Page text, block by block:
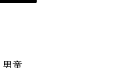
男童